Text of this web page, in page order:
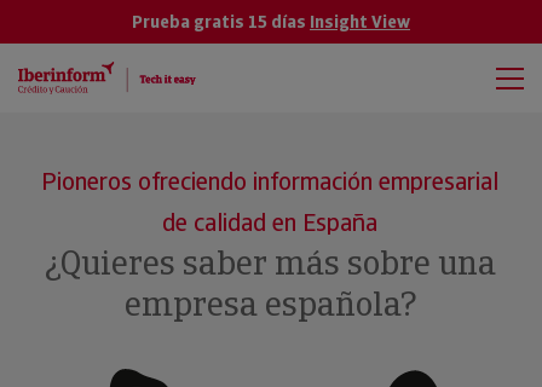
Prueba gratis 15 días Insight View
Pioneros ofreciendo información empresarial
de calidad en España
¿Quieres saber más sobre una
empresa española?